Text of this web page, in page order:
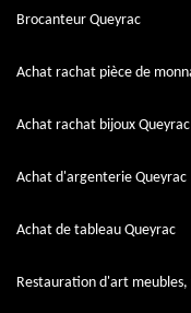
Brocanteur Queyrac
Achat rachat pièce de
Achat rachat bijoux Queyrac
Achat d'argenterie Queyrac
Achat de tableau Queyrac
Restauration d'art